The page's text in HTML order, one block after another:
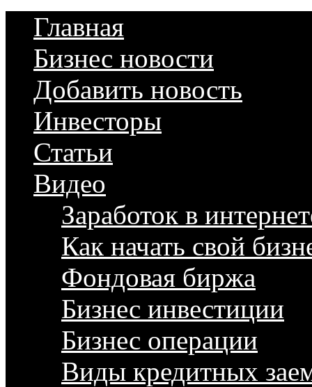
Главная
Бизнес новости
Добавить новость
Инвесторы
Статьи
Видео
Заработок в
Как начать свой
Фондовая биржа
Бизнес инвестиции
Бизнес операции
Виды кредитных